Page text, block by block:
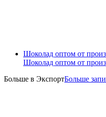
Шоколад оптом от
Шоколад оптом от
Больше в ЭкспортБольше